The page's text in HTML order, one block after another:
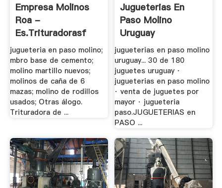
Empresa Molinos
Roa -
Es.trituradorasf
jugueteria en paso molino;
mbro base de cemento;
molino martillo nuevos;
molinos de caña de 6
mazas; molino de rodillos
usados; Otras álogo.
Trituradora de ...
Jugueterias En
Paso Molino
Uruguay
jugueterias en paso molino
uruguay... 30 de 180
juguetes uruguay ·
jugueterias en paso molino
· venta de juguetes por
mayor · jugueteria
paso.JUGUETERIAS en
PASO ...